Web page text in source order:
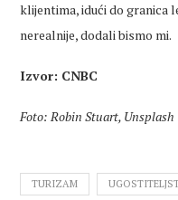
klijentima, idući do granica
nerealnije, dodali bismo mi.
Izvor: CNBC
Foto: Robin Stuart, Unsplash
TURIZAM